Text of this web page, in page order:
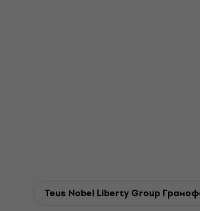
Teus Nobel Liberty Group